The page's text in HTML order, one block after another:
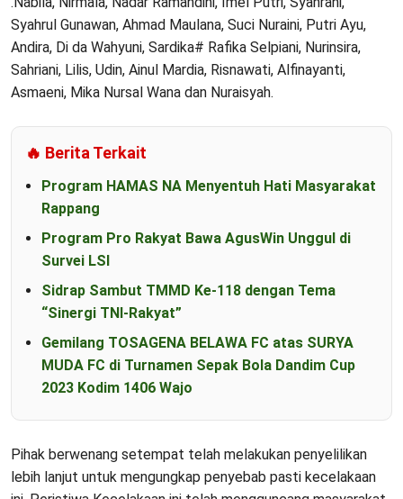
Syahrul Gunawan, Ahmad Maulana, Suci Nuraini, Putri Ayu,
Andira, Di da Wahyuni, Sardika# Rafika Selpiani, Nurinsira,
Sahriani, Lilis, Udin, Ainul Mardia, Risnawati, Alfinayanti,
Asmaeni, Mika Nursal Wana dan Nuraisyah.
🔥 Berita Terkait
Program HAMAS NA Menyentuh Hati Masyarakat
Rappang
Program Pro Rakyat Bawa AgusWin Unggul di
Survei LSI
Sidrap Sambut TMMD Ke-118 dengan Tema
“Sinergi TNI-Rakyat”
Gemilang TOSAGENA BELAWA FC atas SURYA
MUDA FC di Turnamen Sepak Bola Dandim Cup
2023 Kodim 1406 Wajo
Pihak berwenang setempat telah melakukan penyelilikan
lebih lanjut untuk mengungkap penyebab pasti kecelakaan